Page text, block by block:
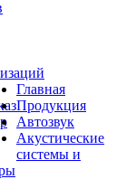
Главная
Продукция
Автозвук
Акустические
системы и